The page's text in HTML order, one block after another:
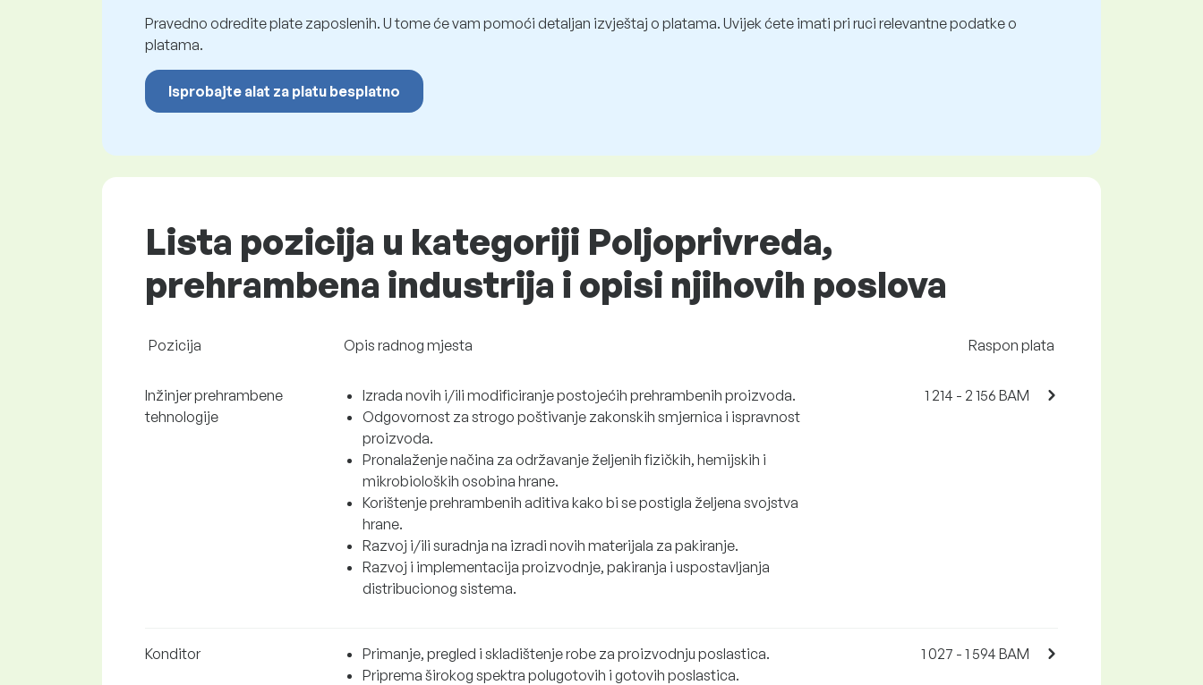
Pravedno odredite plate zaposlenih. U tome će vam pomoći detaljan izvještaj o platama. Uvijek ćete imati pri ruci relevantne podatke o
platama.
Isprobajte alat za platu besplatno
Lista pozicija u kategoriji Poljoprivreda,
prehrambena industrija i opisi njihovih poslova
Pozicija Opis radnog mjesta Raspon plata
Inžinjer prehrambene
tehnologije
Izrada novih i/ili modificiranje postojećih prehrambenih proizvoda.
Odgovornost za strogo poštivanje zakonskih smjernica i ispravnost
proizvoda.
Pronalaženje načina za održavanje željenih fizičkih, hemijskih i
mikrobioloških osobina hrane.
Korištenje prehrambenih aditiva kako bi se postigla željena svojstva
hrane.
Razvoj i/ili suradnja na izradi novih materijala za pakiranje.
Razvoj i implementacija proizvodnje, pakiranja i uspostavljanja
distribucionog sistema.
1 214 - 2 156 BAM
Konditor
Primanje, pregled i skladištenje robe za proizvodnju poslastica.
Priprema širokog spektra polugotovih i gotovih poslastica.
1 027 - 1 594 BAM